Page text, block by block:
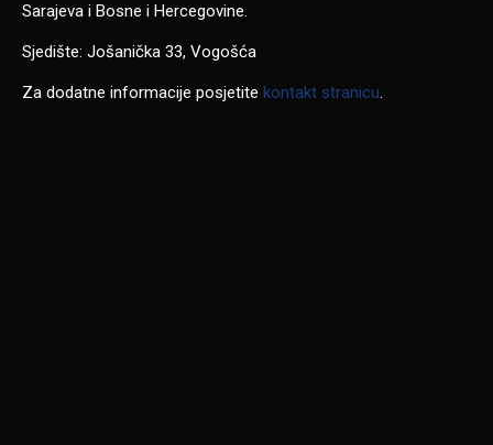
Sarajeva i Bosne i Hercegovine.
Sjedište: Jošanička 33, Vogošća
Za dodatne informacije posjetite kontakt stranicu.